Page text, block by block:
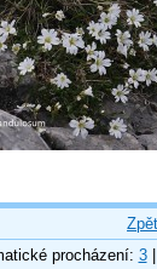
procházení: 3|